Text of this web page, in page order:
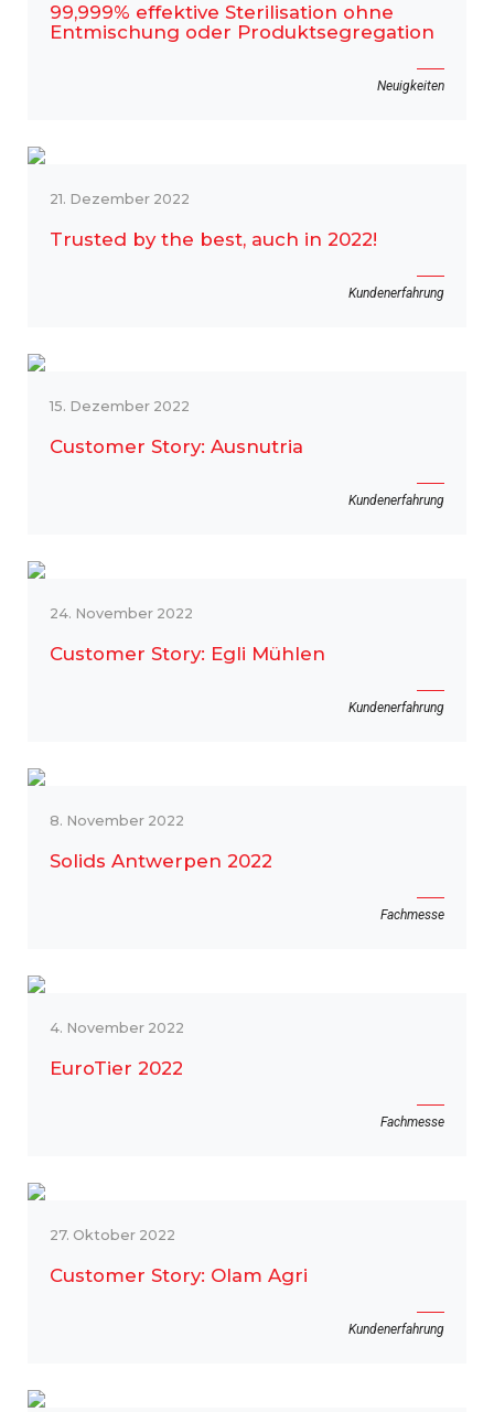
99,999% effektive Sterilisation ohne
Entmischung oder Produktsegregation
Neuigkeiten
21. Dezember 2022
Trusted by the best, auch in 2022!
Kundenerfahrung
15. Dezember 2022
Customer Story: Ausnutria
Kundenerfahrung
24. November 2022
Customer Story: Egli Mühlen
Kundenerfahrung
8. November 2022
Solids Antwerpen 2022
Fachmesse
4. November 2022
EuroTier 2022
Fachmesse
27. Oktober 2022
Customer Story: Olam Agri
Kundenerfahrung